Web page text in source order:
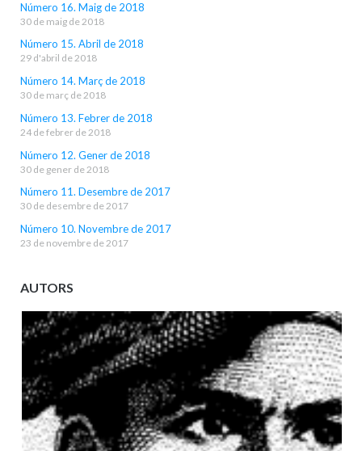
Número 16. Maig de 2018
30 de maig de 2018
Número 15. Abril de 2018
29 d'abril de 2018
Número 14. Març de 2018
30 de març de 2018
Número 13. Febrer de 2018
24 de febrer de 2018
Número 12. Gener de 2018
30 de gener de 2018
Número 11. Desembre de 2017
30 de desembre de 2017
Número 10. Novembre de 2017
23 de novembre de 2017
AUTORS